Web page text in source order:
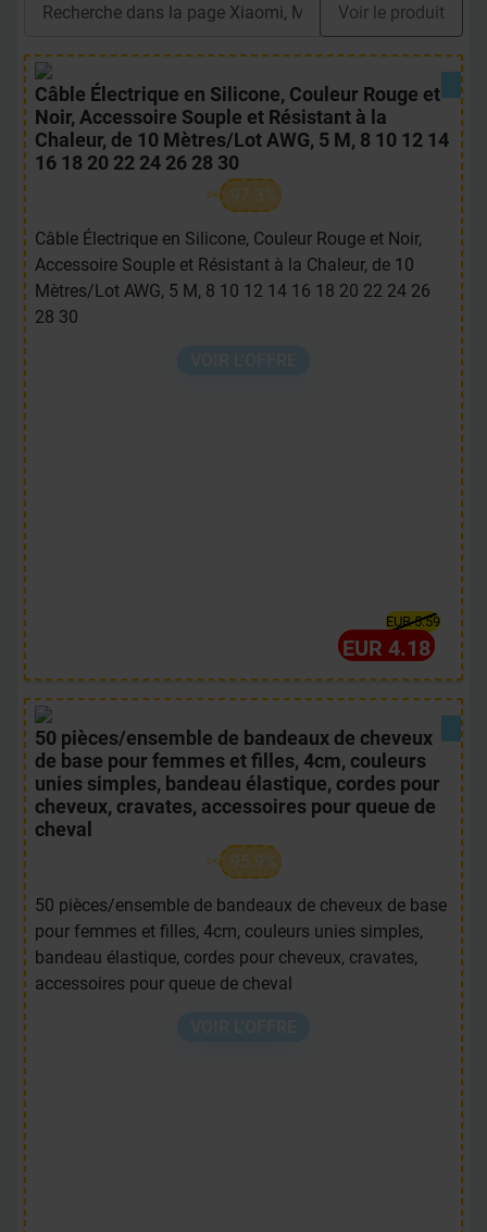
Voir le produit
Câble Électrique en Silicone, Couleur Rouge et
Noir, Accessoire Souple et Résistant à la
Chaleur, de 10 Mètres/Lot AWG, 5 M, 8 10 12 14
16 18 20 22 24 26 28 30
97.3%
Câble Électrique en Silicone, Couleur Rouge et Noir,
Accessoire Souple et Résistant à la Chaleur, de 10
Mètres/Lot AWG, 5 M, 8 10 12 14 16 18 20 22 24 26
28 30
EUR 5.59
EUR 4.18
50 pièces/ensemble de bandeaux de cheveux
de base pour femmes et filles, 4cm, couleurs
unies simples, bandeau élastique, cordes pour
cheveux, cravates, accessoires pour queue de
cheval
95.9%
50 pièces/ensemble de bandeaux de cheveux de base
pour femmes et filles, 4cm, couleurs unies simples,
bandeau élastique, cordes pour cheveux, cravates,
accessoires pour queue de cheval